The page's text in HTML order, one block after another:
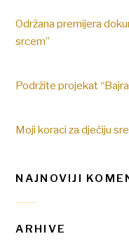
Održana premijera
srcem”
Podržite projekat
Moji koraci za dječiju
NAJNOVIJI
ARHIVE